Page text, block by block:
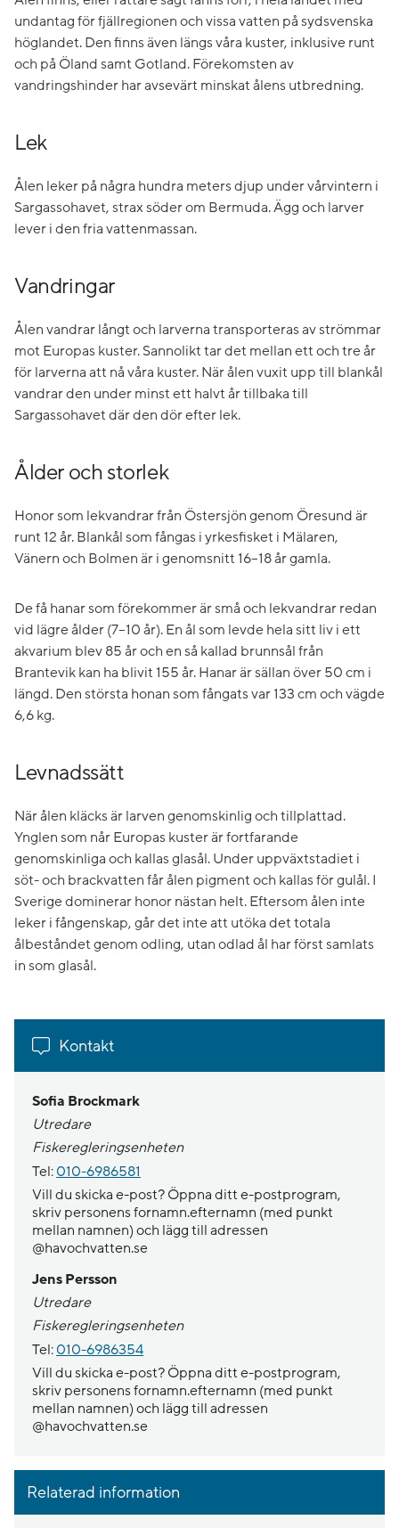
undantag för fjällregionen och vissa vatten på sydsvenska
höglandet. Den finns även längs våra kuster, inklusive runt
och på Öland samt Gotland. Förekomsten av
vandringshinder har avsevärt minskat ålens utbredning.
Lek
Ålen leker på några hundra meters djup under vårvintern i
Sargassohavet, strax söder om Bermuda. Ägg och larver
lever i den fria vattenmassan.
Vandringar
Ålen vandrar långt och larverna transporteras av strömmar
mot Europas kuster. Sannolikt tar det mellan ett och tre år
för larverna att nå våra kuster. När ålen vuxit upp till blankål
vandrar den under minst ett halvt år tillbaka till
Sargassohavet där den dör efter lek.
Ålder och storlek
Honor som lekvandrar från Östersjön genom Öresund är
runt 12 år. Blankål som fångas i yrkesfisket i Mälaren,
Vänern och Bolmen är i genomsnitt 16–18 år gamla.
De få hanar som förekommer är små och lekvandrar redan
vid lägre ålder (7–10 år). En ål som levde hela sitt liv i ett
akvarium blev 85 år och en så kallad brunnsål från
Brantevik kan ha blivit 155 år. Hanar är sällan över 50 cm i
längd. Den största honan som fångats var 133 cm och vägde
6,6 kg.
Levnadssätt
När ålen kläcks är larven genomskinlig och tillplattad.
Ynglen som når Europas kuster är fortfarande
genomskinliga och kallas glasål. Under uppväxtstadiet i
söt- och brackvatten får ålen pigment och kallas för gulål. I
Sverige dominerar honor nästan helt. Eftersom ålen inte
leker i fångenskap, går det inte att utöka det totala
ålbeståndet genom odling, utan odlad ål har först samlats
in som glasål.
Kontakt
Sofia Brockmark
Utredare
Fiskeregleringsenheten
Tel: 010-6986581
Vill du skicka e-post? Öppna ditt e-postprogram,
skriv personens fornamn.efternamn (med punkt
mellan namnen) och lägg till adressen
@havochvatten.se
Jens Persson
Utredare
Fiskeregleringsenheten
Tel: 010-6986354
Vill du skicka e-post? Öppna ditt e-postprogram,
skriv personens fornamn.efternamn (med punkt
mellan namnen) och lägg till adressen
@havochvatten.se
Relaterad information